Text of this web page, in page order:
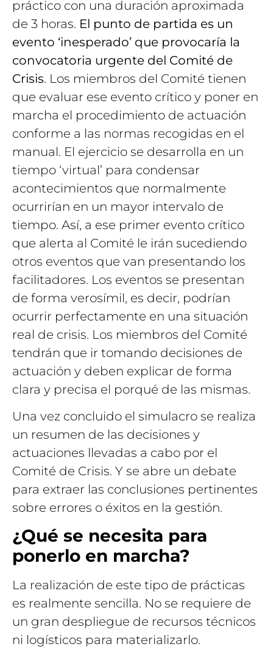
práctico con una duración aproximada
de 3 horas. El punto de partida es un
evento ‘inesperado’ que provocaría la
convocatoria urgente del Comité de
Crisis. Los miembros del Comité tienen
que evaluar ese evento crítico y poner en
marcha el procedimiento de actuación
conforme a las normas recogidas en el
manual. El ejercicio se desarrolla en un
tiempo ‘virtual’ para condensar
acontecimientos que normalmente
ocurrirían en un mayor intervalo de
tiempo. Así, a ese primer evento crítico
que alerta al Comité le irán sucediendo
otros eventos que van presentando los
facilitadores. Los eventos se presentan
de forma verosímil, es decir, podrían
ocurrir perfectamente en una situación
real de crisis. Los miembros del Comité
tendrán que ir tomando decisiones de
actuación y deben explicar de forma
clara y precisa el porqué de las mismas.
Una vez concluido el simulacro se realiza
un resumen de las decisiones y
actuaciones llevadas a cabo por el
Comité de Crisis. Y se abre un debate
para extraer las conclusiones pertinentes
sobre errores o éxitos en la gestión.
¿Qué se necesita para
ponerlo en marcha?
La realización de este tipo de prácticas
es realmente sencilla. No se requiere de
un gran despliegue de recursos técnicos
ni logísticos para materializarlo.